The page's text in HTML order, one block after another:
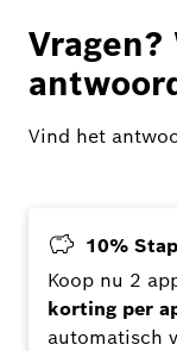
Vind het
10%
Koop nu 2
korting per
automatisch